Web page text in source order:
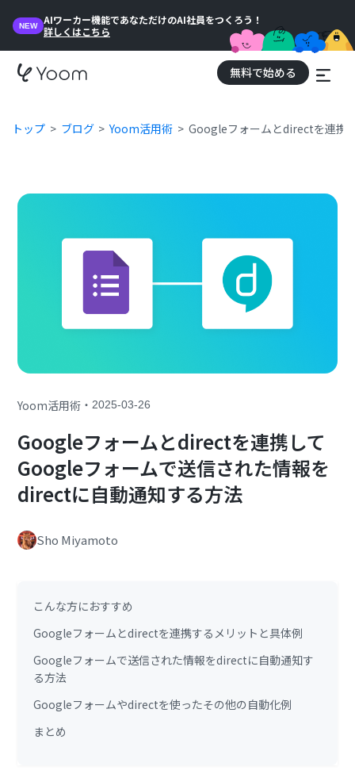
NEW
AIワーカー機能であなただけのAI社員をつくろう！
詳しくはこちら
無料で始める
トップ ブログ Yoom活用術 Googleフォームとdirectを連携
Yoom活用術 ・2025-03-26
Googleフォームとdirectを連携して
Googleフォームで送信された情報を
directに自動通知する方法
Sho Miyamoto
こんな方におすすめ
Googleフォームとdirectを連携するメリットと具体例
Googleフォームで送信された情報をdirectに自動通知す
る方法
Googleフォームやdirectを使ったその他の自動化例
まとめ